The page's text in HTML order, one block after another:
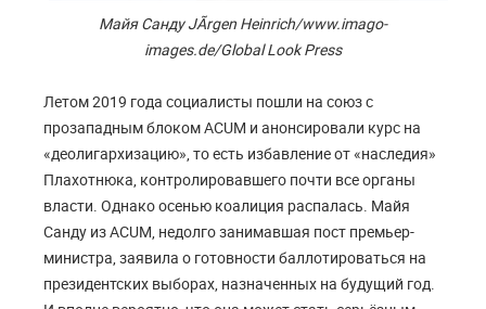
Майя Санду JÃrgen Heinrich/www.imago-
images.de/Global Look Press
Летом 2019 года социалисты пошли на союз с
прозападным блоком ACUM и анонсировали курс на
«деолигархизацию», то есть избавление от «наследия»
Плахотнюка, контролировавшего почти все органы
власти. Однако осенью коалиция распалась. Майя
Санду из ACUM, недолго занимавшая пост премьер-
министра, заявила о готовности баллотироваться на
президентских выборах, назначенных на будущий год.